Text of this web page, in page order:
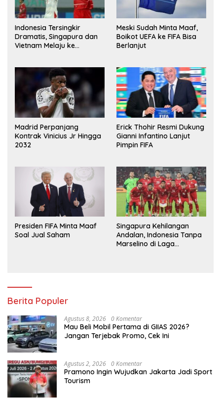
Indonesia Tersingkir
Dramatis, Singapura dan
Vietnam Melaju ke
Meski Sudah Minta Maaf,
Boikot UEFA ke FIFA Bisa
Berlanjut
Madrid Perpanjang
Kontrak Vinicius Jr Hingga
2032
Erick Thohir Resmi Dukung
Gianni Infantino Lanjut
Pimpin FIFA
Presiden FIFA Minta Maaf
Soal Jual Saham
Singapura Kehilangan
Andalan, Indonesia Tanpa
Marselino di Laga
Berita Populer
Agustus 8, 2026 0 Komentar
Mau Beli Mobil Pertama di GIIAS 2026?
Jangan Terjebak Promo, Cek Ini
Agustus 2, 2026 0 Komentar
Pramono Ingin Wujudkan Jakarta Jadi Sport
Tourism